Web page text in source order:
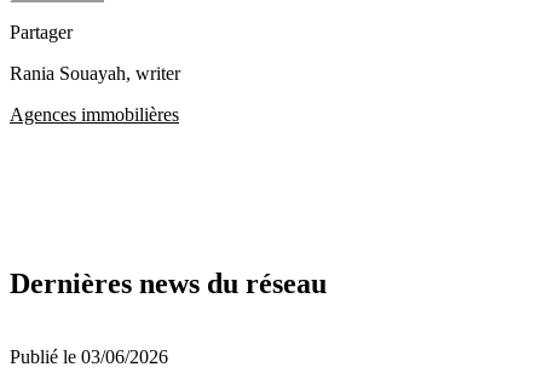
Partager
Rania Souayah, writer
Agences immobilières
Dernières news du réseau
Publié le 03/06/2026